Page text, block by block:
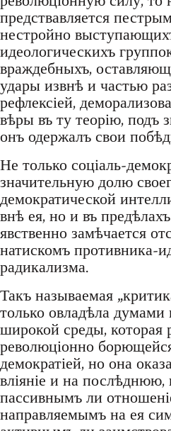
предствавляется
нестройно
идеологическихъ
враждебныхъ,
удары извнѣ и частью
рефлексіей,
вѣры въ ту теорію, подъ
онъ одержалъ свои
Не только соціаль-
значительную долю
демократической
внѣ ея, но и въ
явственно замѣчается
натискомъ противника-
радикализма.
Такъ называемая
только овладѣла
широкой среды, которая
революціонно
демократіей, но она
вліяніе и на послѣднюю,
пассивнымъ ли
направляемымъ на ея